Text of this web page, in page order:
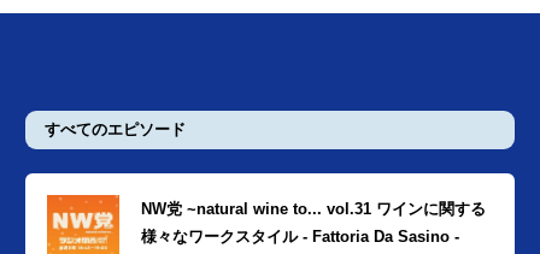
すべてのエピソード
NW党 ~natural wine to... vol.31 ワインに関する
様々なワークスタイル - Fattoria Da Sasino -